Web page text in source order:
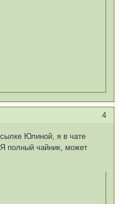
4
Юлиной, я в чате
Я полный чайник, может